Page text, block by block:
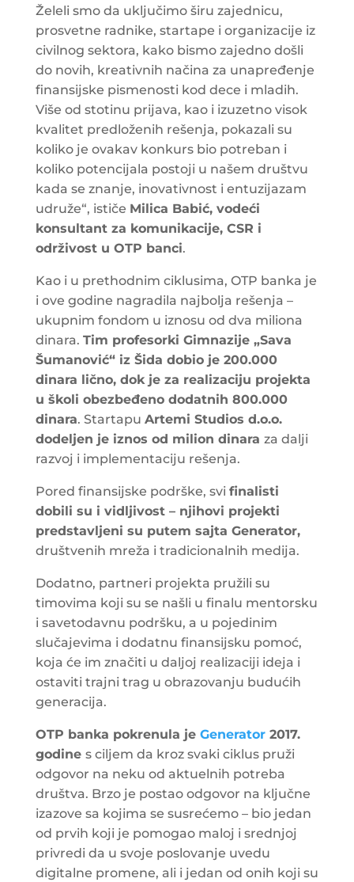
Želeli smo da uključimo širu zajednicu,
prosvetne radnike, startape i organizacije iz
civilnog sektora, kako bismo zajedno došli
do novih, kreativnih načina za unapređenje
finansijske pismenosti kod dece i mladih.
Više od stotinu prijava, kao i izuzetno visok
kvalitet predloženih rešenja, pokazali su
koliko je ovakav konkurs bio potreban i
koliko potencijala postoji u našem društvu
kada se znanje, inovativnost i entuzijazam
udruže“, ističe Milica Babić, vodeći
konsultant za komunikacije, CSR i
održivost u OTP banci.
Kao i u prethodnim ciklusima, OTP banka je
i ove godine nagradila najbolja rešenja –
ukupnim fondom u iznosu od dva miliona
dinara. Tim profesorki Gimnazije „Sava
Šumanović“ iz Šida dobio je 200.000
dinara lično, dok je za realizaciju projekta
u školi obezbeđeno dodatnih 800.000
dinara. Startapu Artemi Studios d.o.o.
dodeljen je iznos od milion dinara za dalji
razvoj i implementaciju rešenja.
Pored finansijske podrške, svi finalisti
dobili su i vidljivost – njihovi projekti
predstavljeni su putem sajta Generator,
društvenih mreža i tradicionalnih medija.
Dodatno, partneri projekta pružili su
timovima koji su se našli u finalu mentorsku
i savetodavnu podršku, a u pojedinim
slučajevima i dodatnu finansijsku pomoć,
koja će im značiti u daljoj realizaciji ideja i
ostaviti trajni trag u obrazovanju budućih
generacija.
OTP banka pokrenula je Generator2017.
godine s ciljem da kroz svaki ciklus pruži
odgovor na neku od aktuelnih potreba
društva. Brzo je postao odgovor na ključne
izazove sa kojima se susrećemo – bio jedan
od prvih koji je pomogao maloj i srednjoj
privredi da u svoje poslovanje uvedu
digitalne promene, ali i jedan od onih koji su